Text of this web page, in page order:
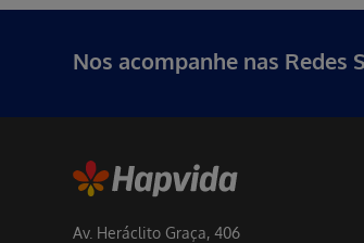
Nos acompanhe nas Redes
Av. Heráclito Graça, 406